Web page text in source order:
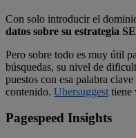
Con solo introducir el
datos sobre su estrategia
Pero sobre todo es muy útil
búsquedas, su nivel de
puestos con esa palabra
contenido. Ubersuggest tiene
Pagespeed Insights